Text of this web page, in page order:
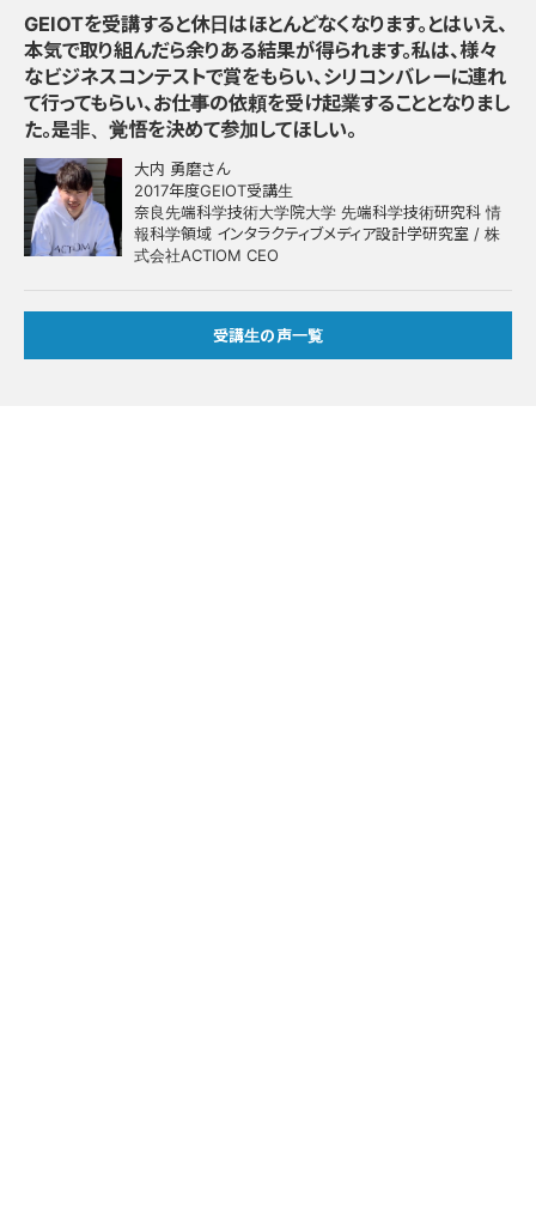
GEIOTを受講すると休日はほとんどなくなります。とはいえ、
本気で取り組んだら余りある結果が得られます。私は、様々
なビジネスコンテストで賞をもらい、シリコンバレーに連れ
て行ってもらい、お仕事の依頼を受け起業することとなりまし
た。是非、覚悟を決めて参加してほしい。
大内 勇磨さん
2017年度GEIOT受講生
奈良先端科学技術大学院大学 先端科学技術研究科 情
報科学領域 インタラクティブメディア設計学研究室 / 株
式会社ACTIOM CEO
受講生の声一覧